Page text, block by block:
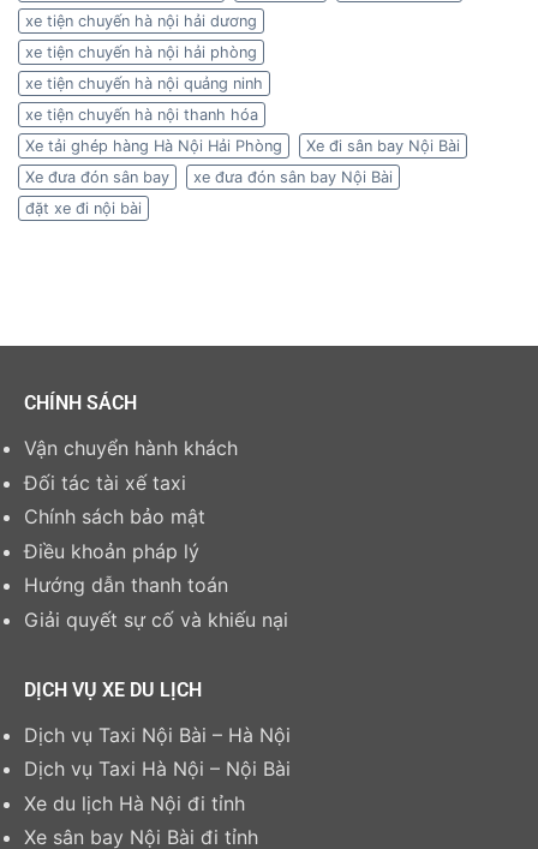
xe tiện chuyến hà nội hải dương
xe tiện chuyến hà nội hải phòng
xe tiện chuyến hà nội quảng ninh
xe tiện chuyến hà nội thanh hóa
Xe tải ghép hàng Hà Nội Hải Phòng
Xe đi sân bay Nội Bài
Xe đưa đón sân bay
xe đưa đón sân bay Nội Bài
đặt xe đi nội bài
CHÍNH SÁCH
Vận chuyển hành khách
Đối tác tài xế taxi
Chính sách bảo mật
Điều khoản pháp lý
Hướng dẫn thanh toán
Giải quyết sự cố và khiếu nại
DỊCH VỤ XE DU LỊCH
Dịch vụ Taxi Nội Bài – Hà Nội
Dịch vụ Taxi Hà Nội – Nội Bài
Xe du lịch Hà Nội đi tỉnh
Xe sân bay Nội Bài đi tỉnh